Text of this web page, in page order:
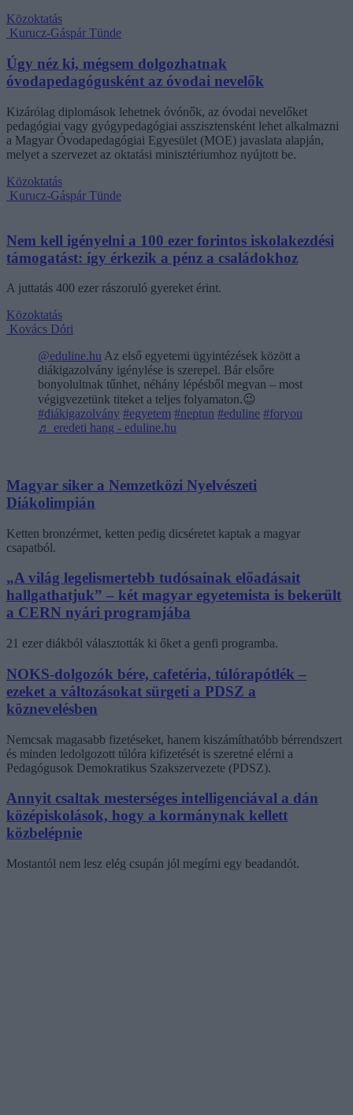
Közoktatás
Kurucz-Gáspár Tünde
Úgy néz ki, mégsem dolgozhatnak
óvodapedagógusként az óvodai nevelők
Kizárólag diplomások lehetnek óvónők, az óvodai nevelőket
pedagógiai vagy gyógypedagógiai asszisztensként lehet alkalmazni
a Magyar Óvodapedagógiai Egyesület (MOE) javaslata alapján,
melyet a szervezet az oktatási minisztériumhoz nyújtott be.
Közoktatás
Kurucz-Gáspár Tünde
Nem kell igényelni a 100 ezer forintos iskolakezdési
támogatást: így érkezik a pénz a családokhoz
A juttatás 400 ezer rászoruló gyereket érint.
Közoktatás
Kovács Dóri
@eduline.hu Az első egyetemi ügyintézések között a
diákigazolvány igénylése is szerepel. Bár elsőre
bonyolultnak tűnhet, néhány lépésből megvan – most
végigvezetünk titeket a teljes folyamaton.😉
#diákigazolvány #egyetem #neptun #eduline #foryou
♬ eredeti hang - eduline.hu
Magyar siker a Nemzetközi Nyelvészeti
Diákolimpián
Ketten bronzérmet, ketten pedig dicséretet kaptak a magyar
csapatból.
„A világ legelismertebb tudósainak előadásait
hallgathatjuk” – két magyar egyetemista is bekerült
a CERN nyári programjába
21 ezer diákból választották ki őket a genfi programba.
NOKS-dolgozók bére, cafetéria, túlórapótlék –
ezeket a változásokat sürgeti a PDSZ a
köznevelésben
Nemcsak magasabb fizetéseket, hanem kiszámíthatóbb bérrendszert
és minden ledolgozott túlóra kifizetését is szeretné elérni a
Pedagógusok Demokratikus Szakszervezete (PDSZ).
Annyit csaltak mesterséges intelligenciával a dán
középiskolások, hogy a kormánynak kellett
közbelépnie
Mostantól nem lesz elég csupán jól megírni egy beadandót.